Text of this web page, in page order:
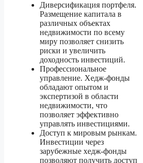
Диверсификация портфеля.
Размещение капитала в
различных объектах
недвижимости по всему
миру позволяет снизить
риски и увеличить
доходность инвестиций.
Профессиональное
управление. Хедж-фонды
обладают опытом и
экспертизой в области
недвижимости, что
позволяет эффективно
управлять инвестициями.
Доступ к мировым рынкам.
Инвестиции через
зарубежные хедж-фонды
позволяют получить доступ